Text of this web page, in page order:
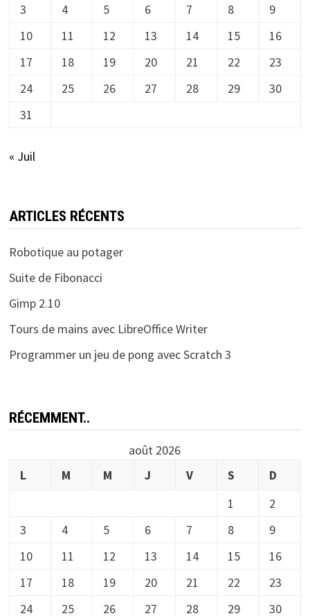
3
4 5 6 7 8
9
10
11 12 13 14 15
16
17
18 19 20 21 22
23
24
25 26 27 28 29
30
31
« Juil
ARTICLES RÉCENTS
Robotique au potager
Suite de Fibonacci
Gimp 2.10
Tours de mains avec LibreOffice Writer
Programmer un jeu de pong avec Scratch 3
RÉCEMMENT..
août 2026
L
M M J V S
D
1
2
3
4 5 6 7 8
9
10
11 12 13 14 15
16
17
18 19 20 21 22
23
24
25 26 27 28 29 30